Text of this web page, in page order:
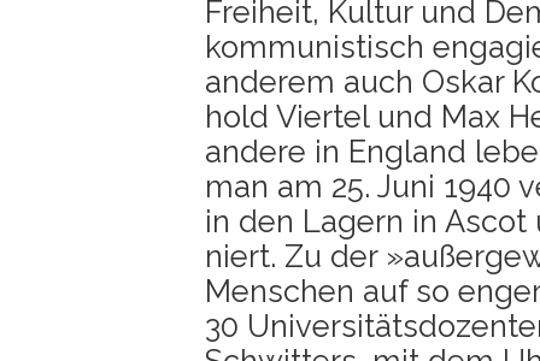
Frei­heit, Kul­tur und
kom­mu­nis­tisch
ande­rem auch Oskar
hold Vier­tel und Max
ande­re in Eng­land
man am 25. Juni 1940
in den Lagern in
niert. Zu der
Men­schen auf so
30